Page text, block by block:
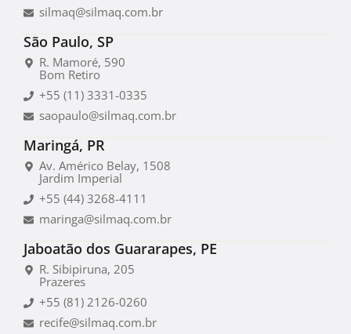
silmaq@silmaq.com.br
São Paulo, SP
R. Mamoré, 590
Bom Retiro
+55 (11) 3331-0335
saopaulo@silmaq.com.br
Maringá, PR
Av. Américo Belay, 1508
Jardim Imperial
+55 (44) 3268-4111
maringa@silmaq.com.br
Jaboatão dos Guararapes, PE
R. Sibipiruna, 205
Prazeres
+55 (81) 2126-0260
recife@silmaq.com.br